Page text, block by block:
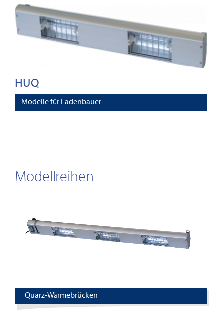
HUQ
Modelle für Ladenbauer
Modellreihen
Quarz-Wärmebrücken